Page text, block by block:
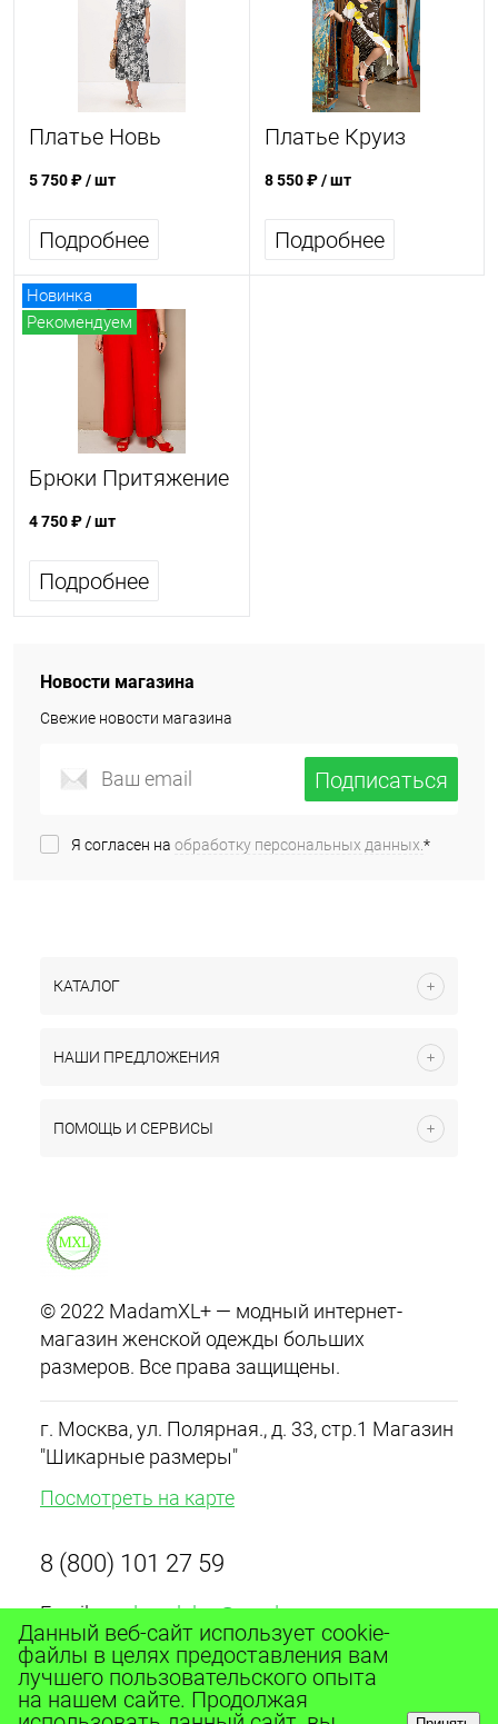
Платье Новь
5 750 ₽/ шт
Подробнее
Платье Круиз
8 550 ₽/ шт
Подробнее
Новинка
Рекомендуем
Хит продаж
Брюки Притяжение
4 750 ₽/ шт
Подробнее
Новости магазина
Свежие новости магазина
Подписаться
Я согласен на обработку персональных данных.*
КАТАЛОГ
НАШИ ПРЕДЛОЖЕНИЯ
ПОМОЩЬ И СЕРВИСЫ
© 2022 MadamXL+ — модный интернет-
магазин женской одежды больших
размеров. Все права защищены.
г. Москва, ул. Полярная., д. 33, стр.1 Магазин
"Шикарные размеры"
Посмотреть на карте
8 (800) 101 27 59
Email:madamxlplus@yandex.ru
График работы с 10:00 до 20:00 ежедневно
Данный веб-сайт использует cookie-
файлы в целях предоставления вам
лучшего пользовательского опыта
на нашем сайте. Продолжая